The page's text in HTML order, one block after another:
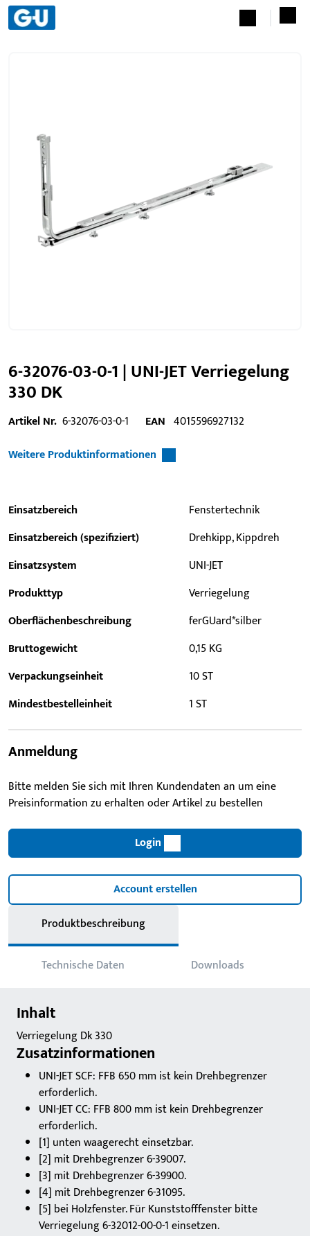
6-32076-03-0-1 | UNI-JET Verriegelung
330 DK
Artikel Nr. 6-32076-03-0-1 EAN 4015596927132
Weitere Produktinformationen
Einsatzbereich
Fenstertechnik
Einsatzbereich (spezifiziert)
Drehkipp, Kippdreh
Einsatzsystem
UNI-JET
Produkttyp
Verriegelung
Oberflächenbeschreibung
ferGUard*silber
Bruttogewicht
0,15 KG
Verpackungseinheit
10 ST
Mindestbestelleinheit
1 ST
Anmeldung
Bitte melden Sie sich mit Ihren Kundendaten an um eine
Preisinformation zu erhalten oder Artikel zu bestellen
Login
Account erstellen
Produktbeschreibung
Technische Daten Downloads
Inhalt
Verriegelung Dk 330
Zusatzinformationen
UNI-JET SCF: FFB 650 mm ist kein Drehbegrenzer
erforderlich.
UNI-JET CC: FFB 800 mm ist kein Drehbegrenzer
erforderlich.
[1] unten waagerecht einsetzbar.
[2] mit Drehbegrenzer 6-39007.
[3] mit Drehbegrenzer 6-39900.
[4] mit Drehbegrenzer 6-31095.
[5] bei Holzfenster. Für Kunststofffenster bitte
Verriegelung 6-32012-00-0-1 einsetzen.